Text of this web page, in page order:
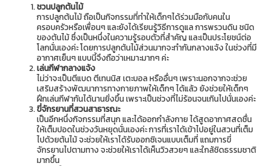
ชวนปลูกต้นไม้
การปลูกต้นไม้ ถือเป็นกิจกรรมที่ทำให้เด็กๆได้ร่วมมือกับคนใน
ครอบครัวหรือเพื่อนๆ และยังได้เรียนรู้วิธีการดูแล การพรวนดิน ชนิด
ของต้นไม้ ซึ่งเป็นหนึ่งในความรู้รอบตัวที่สำคัญ และเป็นประโยชน์ต่อ
โลกนั่นเองค่ะ โดยการปลูกต้นไม้ส่วนมากจะทำกันกลางแจ้ง ในช่วงที่มี
อากาศเย็นๆ แบบนี้จึงถือว่าเหมาะมากๆ ค่ะ
เล่นกีฬากลางแจ้ง
ไม่ว่าจะเป็นตีแบด ตีเทนนิส เตะบอล หรืออื่นๆ เพราะนอกจากจะช่วย
เสริมสร้างพัฒนาการทางกายภาพให้เด็กๆ ได้แล้ว ยังช่วยให้เด็กๆ
ฝึกเล่นกีฬากันได้นานยิ่งขึ้น เพราะเป็นช่วงที่ไม่ร้อนจนเกินไปนั่นเองค่ะ
ขี่จักรยานที่สวนสาธารณะ
เป็นอีกหนึ่งกิจกรรมที่สนุก และได้ออกกำลังกาย ได้สูดอากาศสดชื่น
ให้เต็มปอดในช่วงวันหยุดนั่นเองค่ะ การที่เราได้เข้าไปอยู่ในสวนที่เต็ม
ไปด้วยต้นไม้ จะช่วยให้เราได้รับออกซิเจนแบบเต็มที่ แถมการขี่
จักรยานไปตามทาง จะช่วยให้เราได้เห็นวิวสวยๆ และใกล้ชิดธรรมชาติ
มากขึ้น